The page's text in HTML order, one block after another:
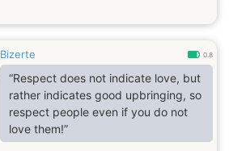
Bizerte 0.8
“Respect does not indicate love, but
rather indicates good upbringing, so
respect people even if you do not
love them!”